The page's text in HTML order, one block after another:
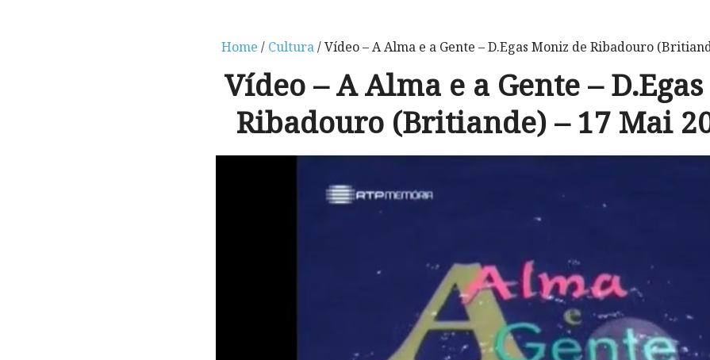
Home / Cultura/ Vídeo – A Alma e a Gente – D.Egas Moniz de Ribadouro
Vídeo – A Alma e a Gente –
Ribadouro (Britiande) – 17 Mai